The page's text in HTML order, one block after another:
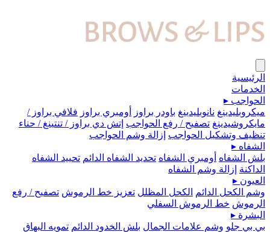
الرئيسية
الخدمات
الحواجب ▸
ميكروبلیدينغ نانوبليدينغ باودر براوز أومبري براوز فلافي براوز /
مايكروشيدينغ تصفيح / رفع الحواجب إتش دي براوز / تنتينغ / حناء
تنظيف وتشكيل الحواجب إزالة وشم الحواجب
الشفاه ▸
بلش الشفاه أومبري الشفاه تحديد الشفاه الدائم تحييد الشفاه
الداكنة إزالة وشم الشفاه
العيون ▸
وشم الكحل الدائم
الكحل المظلل تعزيز خط الرموش تصفيح / رفع
الرموش خط الرموش السفلي
البشرة ▸
بي بي جلو وشم علامات الجمال بلش الخدود الدائم تمويه البهاق